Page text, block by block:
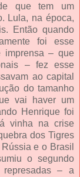
que tem um
Lula, na época,
Então quando
foi esse
imprensa – que
– fez esse
ao capital
do tamanho
vai haver um
Henrique foi
vinha na crise
dos Tigres
e o Brasil
o segundo
represadas – a